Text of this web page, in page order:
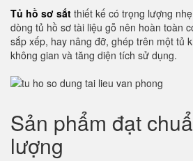
Tủ hồ sơ sắt thiết kế có trọng lượng
dòng tủ hồ sơ tài liệu gỗ nên hoàn toàn
sắp xếp, hay nâng đỡ, ghép trên một tủ
không gian và tăng diện tích sử dụng.
Sản phẩm đạt
lượng